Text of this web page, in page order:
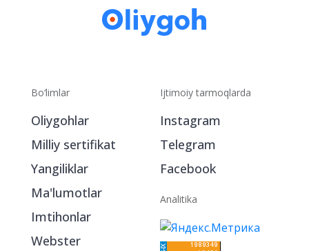
Bo‘limlar
Oliygohlar
Milliy sertifikat
Yangiliklar
Ma'lumotlar
Imtihonlar
Webster
Ijtimoiy tarmoqlarda
Instagram
Telegram
Facebook
Analitika